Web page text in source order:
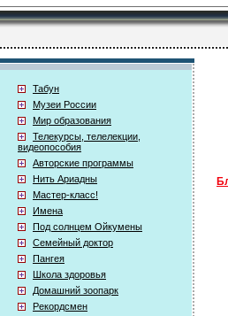
Табун
Музеи России
Мир образования
Телекурсы, телелекции,
видеопособия
Авторские программы
Нить Ариадны
Мастер-класс!
Имена
Под солнцем Ойкумены
Семейный доктор
Пангея
Школа здоровья
Домашний зоопарк
Рекордсмен